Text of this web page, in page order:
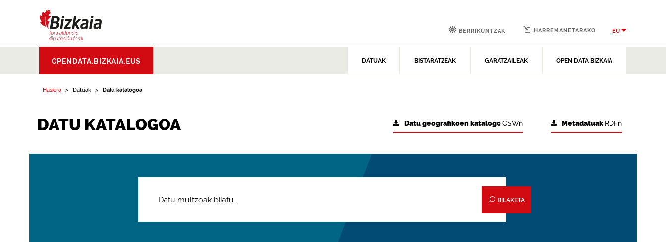
Aldundia.Diputacion
Foral de Bizkaia
OPENDATA.BIZKAIA.EUS DATUAK BISTARATZEAK GARATZAILEAK OPEN DATA BIZKAIA
BERRIKUNTZAK HARREMANETARAKO EU
Hasiera Datuak Datu katalogoa
DATU KATALOGOA Metadatuak RDFn
Datu geografikoen katalogoCSWn
BILAKETA